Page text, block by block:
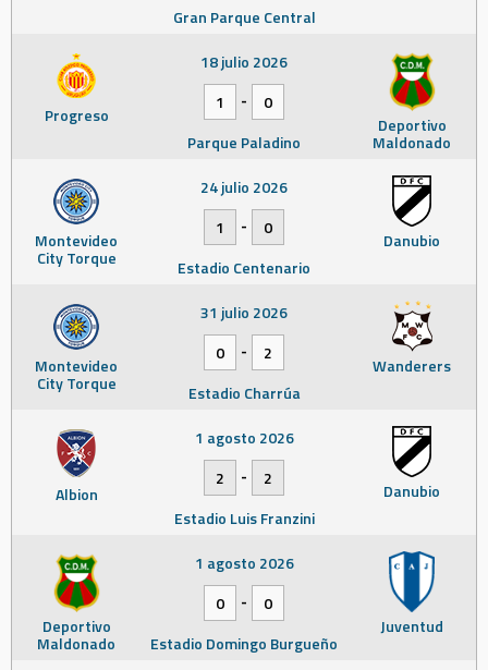
Gran Parque Central
Progreso Deportivo
Maldonado
18 julio 2026
1
-
0
Parque Paladino
Montevideo
City Torque
Danubio
24 julio 2026
1
-
0
Estadio Centenario
Montevideo
City Torque
Wanderers
31 julio 2026
0
-
2
Estadio Charrúa
Albion Danubio
1 agosto 2026
2
-
2
Estadio Luis Franzini
Deportivo
Maldonado
Juventud
1 agosto 2026
0
-
0
Estadio Domingo Burgueño